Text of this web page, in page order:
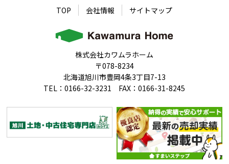
TOP 会社情報 サイトマップ
株式会社カワムラホーム
〒078-8234
北海道旭川市豊岡4条3丁目7-13
TEL：0166-32-3231 FAX：0166-31-8245